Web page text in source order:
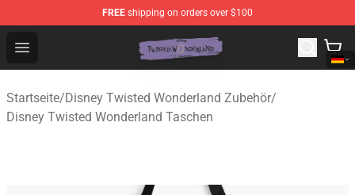
FREE shipping on orders over $100
Open menu
Twisted Wonderland Store - Official Twisted
Startseite/Disney Twisted Wonderland Zubehör/
Disney Twisted Wonderland Taschen